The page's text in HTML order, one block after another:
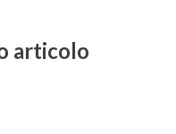
articolo